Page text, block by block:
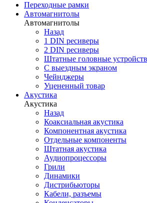
Переходные рамки
Автомагнитолы
Автомагнитолы
Назад
1 DIN ресиверы
2 DIN ресиверы
Штатные головные
С выездным экраном
Чейнджеры
Уцененный товар
Акустика
Акустика
Назад
Коаксиальная акустика
Компонентная акустика
Отдельные компоненты
Штатная акустика
Аудиопроцессоры
Грили
Динамики
Дистрибьюторы
Кабели, разъемы